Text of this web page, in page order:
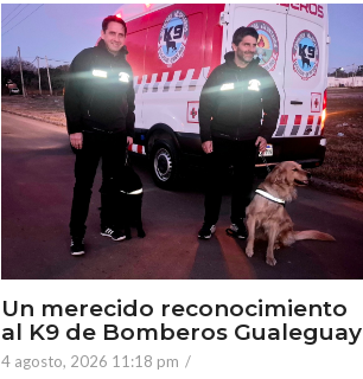
Un merecido reconocimiento
al K9 de Bomberos Gualeguay
4 agosto, 2026 11:18 pm /